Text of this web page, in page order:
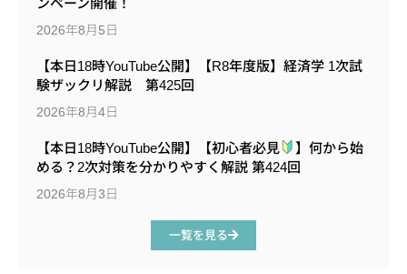
ンペーン開催！
2026年8月5日
【本日18時YouTube公開】【R8年度版】経済学 1次試
験ザックリ解説 第425回
2026年8月4日
【本日18時YouTube公開】【初心者必見
】何から始
める？2次対策を分かりやすく解説 第424回
2026年8月3日
一覧を見る